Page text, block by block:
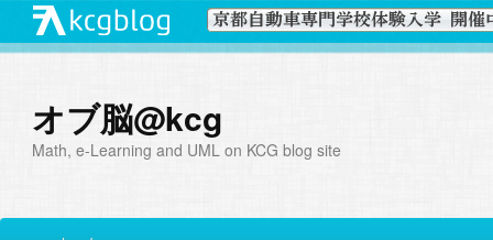
オブ脳@kcg
Math, e-Learning and UML on KCG blog site